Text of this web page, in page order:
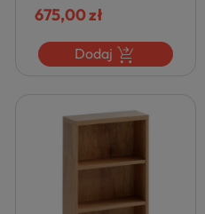
COMAD
675,00 zł
Dodaj